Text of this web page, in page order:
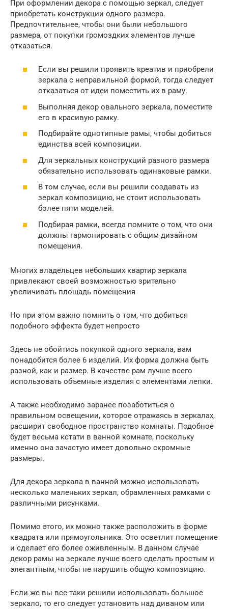
При оформлении декора с помощью зеркал, следует
приобретать конструкции одного размера.
Предпочтительнее, чтобы они были небольшого
размера, от покупки громоздких элементов лучше
отказаться.
Если вы решили проявить креатив и приобрели
зеркала с неправильной формой, тогда следует
отказаться от идеи поместить их в раму.
Выполняя декор овального зеркала, поместите
его в красивую рамку.
Подбирайте однотипные рамы, чтобы добиться
единства всей композиции.
Для зеркальных конструкций разного размера
обязательно использовать одинаковые рамки.
В том случае, если вы решили создавать из
зеркал композицию, не стоит использовать
более пяти моделей.
Подбирая рамки, всегда помните о том, что они
должны гармонировать с общим дизайном
помещения.
Многих владельцев небольших квартир зеркала
привлекают своей возможностью зрительно
увеличивать площадь помещения
Но при этом важно помнить о том, что добиться
подобного эффекта будет непросто
Здесь не обойтись покупкой одного зеркала, вам
понадобится более 6 изделий. Их форма должна быть
разной, как и размер. В качестве рам лучше всего
использовать объемные изделия с элементами лепки.
А также необходимо заранее позаботиться о
правильном освещении, которое отражаясь в зеркалах,
расширит свободное пространство комнаты. Подобное
будет весьма кстати в ванной комнате, поскольку
именно она зачастую имеет довольно скромные
размеры.
Для декора зеркала в ванной можно использовать
несколько маленьких зеркал, обрамленных рамками с
различными рисунками.
Помимо этого, их можно также расположить в форме
квадрата или прямоугольника. Это осветлит помещение
и сделает его более оживленным. В данном случае
декор рамы на зеркале лучше всего сделать простым и
элегантным, чтобы не нарушить общую композицию.
Если же вы все-таки решили использовать большое
зеркало, то его следует установить над диваном или